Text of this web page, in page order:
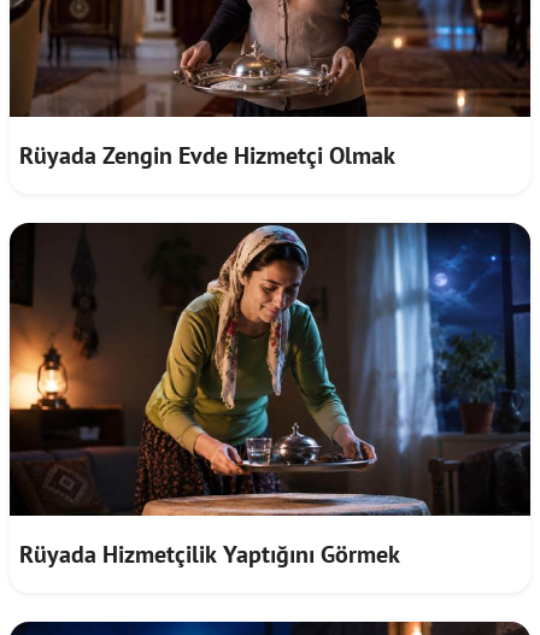
Rüyada Zengin Evde Hizmetçi Olmak
Rüyada Hizmetçilik Yaptığını Görmek